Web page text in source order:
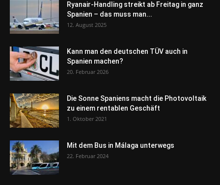
Ryanair-Handling streikt ab Freitag in ganz
Spanien – das muss man...
12. August 2025
Kann man den deutschen TÜV auch in
Spanien machen?
20. Februar 2026
Die Sonne Spaniens macht die Photovoltaik
zu einem rentablen Geschäft
1. Oktober 2021
Mit dem Bus in Málaga unterwegs
22. Februar 2024